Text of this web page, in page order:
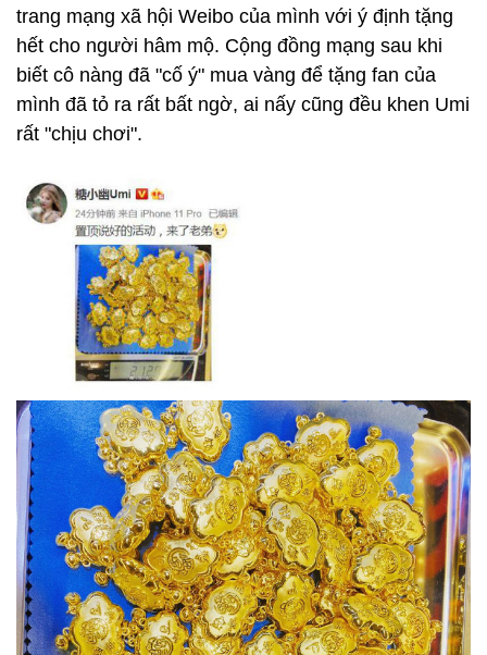
trang mạng xã hội Weibo của mình với ý định tặng
hết cho người hâm mộ. Cộng đồng mạng sau khi
biết cô nàng đã "cố ý" mua vàng để tặng fan của
mình đã tỏ ra rất bất ngờ, ai nấy cũng đều khen Umi
rất "chịu chơi".